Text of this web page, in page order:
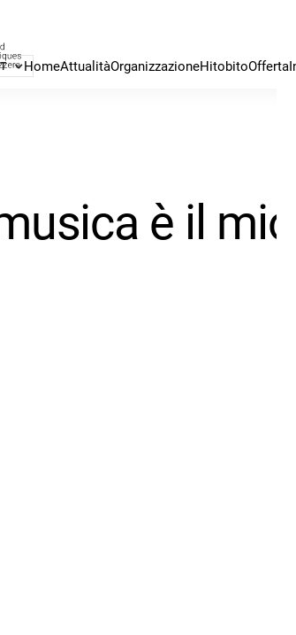
HomeAttualitàOrganizzazioneHitobitoOfferta
IT
è il